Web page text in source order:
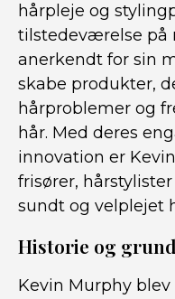
hårpleje og
tilstedeværelse på
anerkendt for sin
skabe produkter,
hårproblemer og
hår. Med deres
innovation er
frisører,
sundt og velplejet
Historie og
Kevin Murphy